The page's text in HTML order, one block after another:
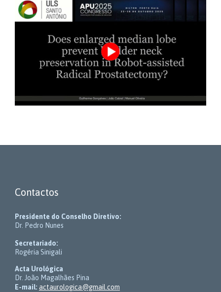
Contactos
Presidente do Conselho Diretivo:
Dr. Pedro Nunes
Secretariado:
Rogéria Sinigali
Acta Urológica
Dr. João Magalhães Pina
E-mail: actaurologica@gmail.com